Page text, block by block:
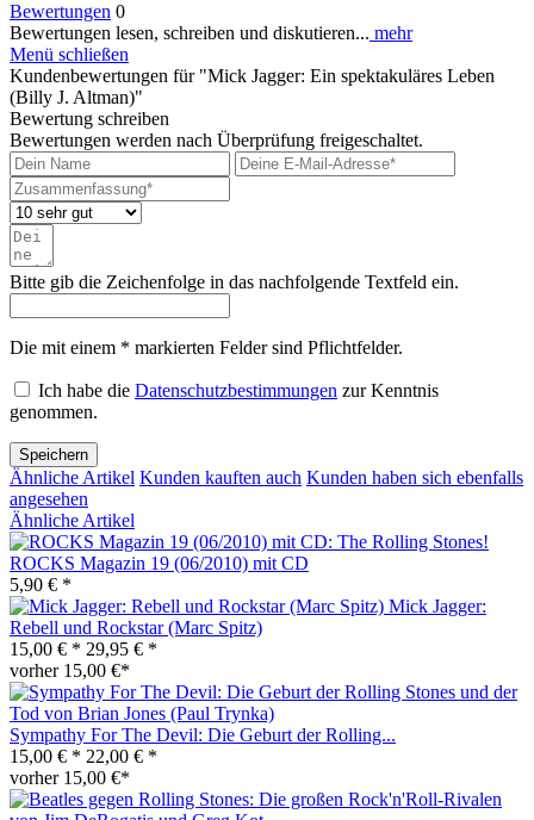
Bewertungen 0
Bewertungen lesen, schreiben und diskutieren... mehr
Menü schließen
Kundenbewertungen für "Mick Jagger: Ein spektakuläres Leben
(Billy J. Altman)"
Bewertung schreiben
Bewertungen werden nach Überprüfung freigeschaltet.
Bitte gib die Zeichenfolge in das nachfolgende Textfeld ein.
Die mit einem * markierten Felder sind Pflichtfelder.
Ich habe die Datenschutzbestimmungen zur Kenntnis
genommen.
Speichern
Ähnliche Artikel Kunden kauften auch Kunden haben sich ebenfalls
angesehen
Ähnliche Artikel
ROCKS Magazin 19 (06/2010) mit CD
5,90 € *
Mick Jagger:
Rebell und Rockstar (Marc Spitz)
15,00 € * 29,95 € *
vorher 15,00 €*
Sympathy For The Devil: Die Geburt der Rolling...
15,00 € * 22,00 € *
vorher 15,00 €*